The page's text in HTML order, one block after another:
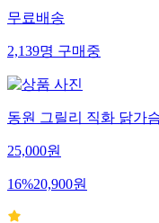
무료배송
2,139명구매중
동원 그릴리 직화 닭가
25,000원
16%20,900원